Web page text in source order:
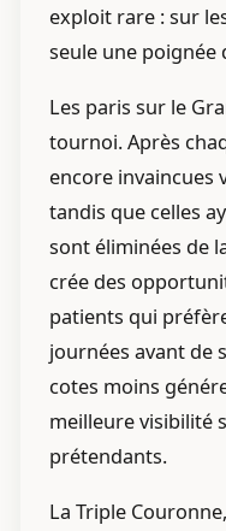
exploit rare : sur
seule une poignée
Les paris sur le
tournoi. Après
encore invaincues
tandis que celles
sont éliminées de
crée des
patients qui
journées avant de
cotes moins
meilleure visibilité
prétendants.
La Triple